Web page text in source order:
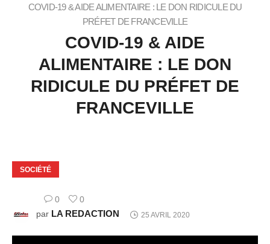
COVID-19 & AIDE ALIMENTAIRE : LE DON RIDICULE DU
PRÉFET DE FRANCEVILLE
COVID-19 & AIDE
ALIMENTAIRE : LE DON
RIDICULE DU PRÉFET DE
FRANCEVILLE
SOCIÉTÉ
0
0
par LA REDACTION 25 AVRIL 2020